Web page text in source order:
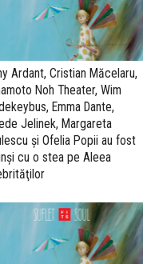
Ardant, Cristian Măcelaru,
Noh Theater, Wim
Emma Dante,
Jelinek, Margareta
şi Ofelia Popii au fost
cu o stea pe Aleea